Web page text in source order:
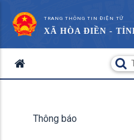
TRANG THÔNG TIN ĐIỆN TỬ
XÃ HÒA ĐIỀN -
Thông báo